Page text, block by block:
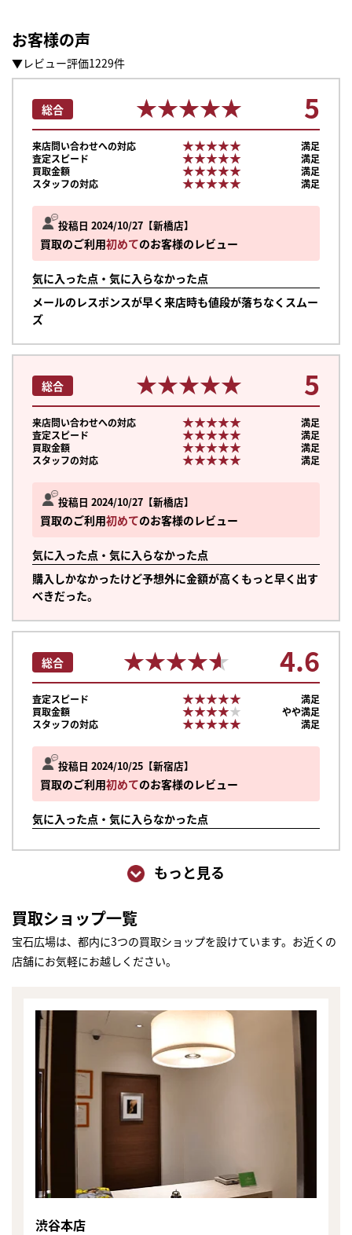
お客様の声
▼レビュー評価1229件
投稿日 2024/10/27 新橋店
買取のご利用初めてのお客様のレビュー
気に入った点・気に入らなかった点
メールのレスポンスが早く来店時も値段が落ちなくスムー
ズ
総合 ★★★★★
★★★★★ 5
来店問い合わせへの対応 ★★★★★
★★★★★
満足
査定スピード
★★★★★
★★★★★
満足
買取金額
★★★★★
★★★★★
満足
スタッフの対応
★★★★★
★★★★★ 満足
投稿日 2024/10/27 新橋店
買取のご利用初めてのお客様のレビュー
気に入った点・気に入らなかった点
購入しかなかったけど予想外に金額が高くもっと早く出す
べきだった。
総合 ★★★★★
★★★★★ 5
来店問い合わせへの対応 ★★★★★
★★★★★
満足
査定スピード
★★★★★
★★★★★
満足
買取金額
★★★★★
★★★★★
満足
スタッフの対応
★★★★★
★★★★★ 満足
投稿日 2024/10/25 新宿店
買取のご利用初めてのお客様のレビュー
気に入った点・気に入らなかった点
総合 ★★★★★
★★★★★ 4.6
査定スピード ★★★★★
★★★★★
満足
買取金額
★★★★★
★★★★★
やや満足
スタッフの対応
★★★★★
★★★★★ 満足
もっと見る
買取ショップ一覧
宝石広場は、都内に3つの買取ショップを設けています。お近くの
店舗にお気軽にお越しください。
渋谷本店
まずは